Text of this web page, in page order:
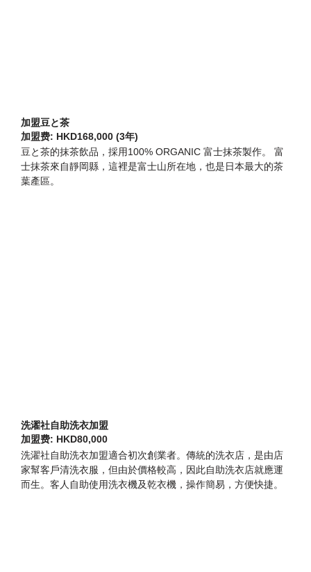
加盟豆と茶
加盟费: HKD168,000 (3年)
豆と茶的抹茶飲品，採用100% ORGANIC 富士抹茶製作。 富
士抹茶來自靜岡縣，這裡是富士山所在地，也是日本最大的茶
葉產區。
洗濯社自助洗衣加盟
加盟费: HKD80,000
洗濯社自助洗衣加盟適合初次創業者。傳統的洗衣店，是由店
家幫客戶清洗衣服，但由於價格較高，因此自助洗衣店就應運
而生。客人自助使用洗衣機及乾衣機，操作簡易，方便快捷。